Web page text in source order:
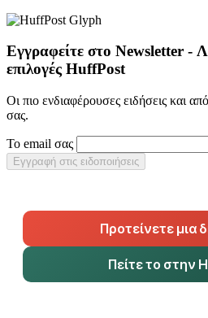
Εγγραφείτε στο Newsletter -
επιλογές HuffPost
Οι πιο ενδιαφέρουσες ειδήσεις και
σας.
Το email σας
Εγγραφή στις ειδοποιήσεις
Προτείνετε μια
Πείτε το στην